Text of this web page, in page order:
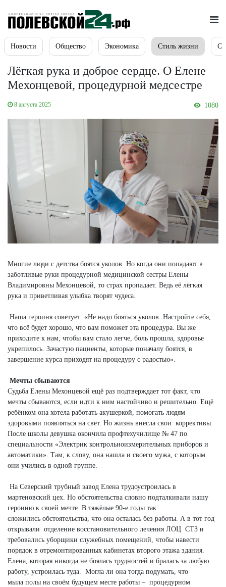
Новости Общество Экономика Стиль жизни
Лёгкая рука и доброе сердце. О Елене
Мехонцевой, процедурной медсестре
8 августа 2025 1080
Многие люди с детства боятся уколов. Но когда они попадают в
заботливые руки процедурной медицинской сестры Елены
Владимировны Мехонцевой, то страх пропадает. Ведь её лёгкая
рука и приветливая улыбка творят чудеса.
Наша героиня советует: «Не надо бояться уколов. Настройте себя,
что всё будет хорошо, что вам поможет эта процедура. Вы же
приходите к нам, чтобы вам стало легче, боль прошла, здоровье
укрепилось. Зачастую пациенты, которые поначалу боятся, в
завершение курса приходят на процедуру с радостью».
Мечты сбываются
Судьба Елены Мехонцевой ещё раз подтверждает тот факт, что
мечты сбываются, если идти к ним настойчиво и решительно. Ещё
ребёнком она хотела работать акушеркой, помогать людям
здоровыми появляться на свет. Но жизнь внесла свои коррективы.
После школы девушка окончила профтехучилище № 47 по
специальности «Электрик контрольноизмерительных приборов и
автоматики». Там, к слову, она нашла и своего мужа, с которым
они учились в одной группе.
На Северский трубный завод Елена трудоустроилась в
мартеновский цех. Но обстоятельства словно подталкивали нашу
героиню к своей мечте. В тяжёлые 90-е годы так
сложились обстоятельства, что она осталась без работы. А в тот год
открывали отделение восстановительного лечения ЛОЦ СТЗ и
требовались уборщики служебных помещений, чтобы навести
порядок в отремонтированных кабинетах второго этажа здания.
Елена, которая никогда не боялась трудностей и бралась за любую
работу, устроилась туда. Могла ли она тогда подумать, что
мыла полы на своём будущем месте работы – процедурном